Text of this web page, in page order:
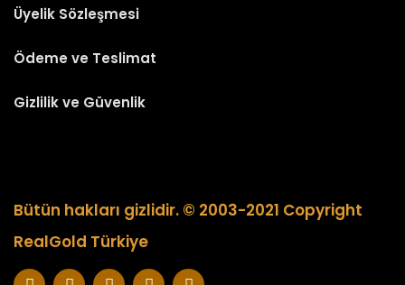
Üyelik Sözleşmesi
Ödeme ve Teslimat
Gizlilik ve Güvenlik
Bütün hakları gizlidir. © 2003-2021 Copyright
RealGold Türkiye